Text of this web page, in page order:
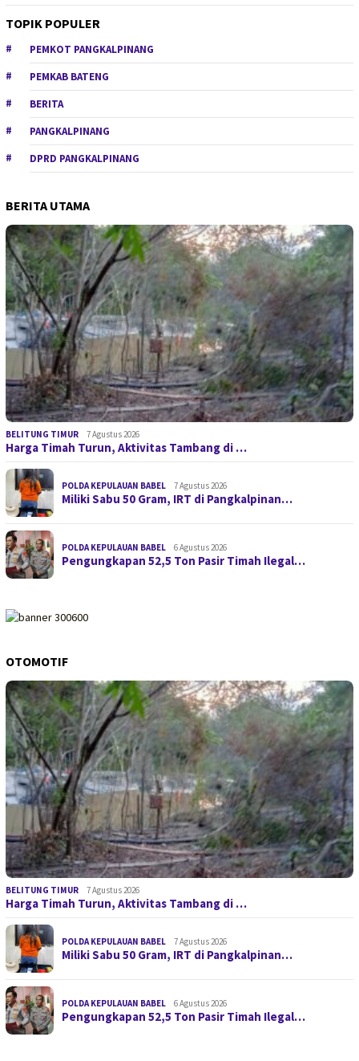
TOPIK POPULER
PEMKOT PANGKALPINANG
PEMKAB BATENG
BERITA
PANGKALPINANG
DPRD PANGKALPINANG
BERITA UTAMA
BELITUNG TIMUR 7 Agustus 2026
Harga Timah Turun, Aktivitas Tambang di …
POLDA KEPULAUAN BABEL 7 Agustus 2026
Miliki Sabu 50 Gram, IRT di Pangkalpinan…
POLDA KEPULAUAN BABEL 6 Agustus 2026
Pengungkapan 52,5 Ton Pasir Timah Ilegal…
OTOMOTIF
BELITUNG TIMUR 7 Agustus 2026
Harga Timah Turun, Aktivitas Tambang di …
POLDA KEPULAUAN BABEL 7 Agustus 2026
Miliki Sabu 50 Gram, IRT di Pangkalpinan…
POLDA KEPULAUAN BABEL 6 Agustus 2026
Pengungkapan 52,5 Ton Pasir Timah Ilegal…